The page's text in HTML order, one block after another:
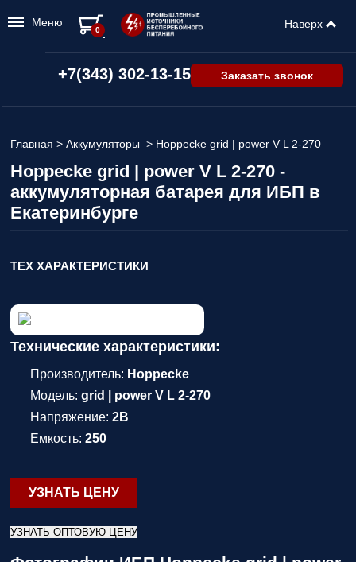
+7(343) 302-13-15 Заказать звонок
Главная > Аккумуляторы > Hoppecke grid | power V L 2-270
Hoppecke grid | power V L 2-270 -
аккумуляторная батарея для ИБП в
Екатеринбурге
ТЕХ ХАРАКТЕРИСТИКИ
Технические характеристики:
Производитель: Hoppecke
Модель: grid | power V L 2-270
Напряжение: 2В
Емкость: 250
УЗНАТЬ ЦЕНУ
УЗНАТЬ ОПТОВУЮ ЦЕНУ
Меню Наверх
0